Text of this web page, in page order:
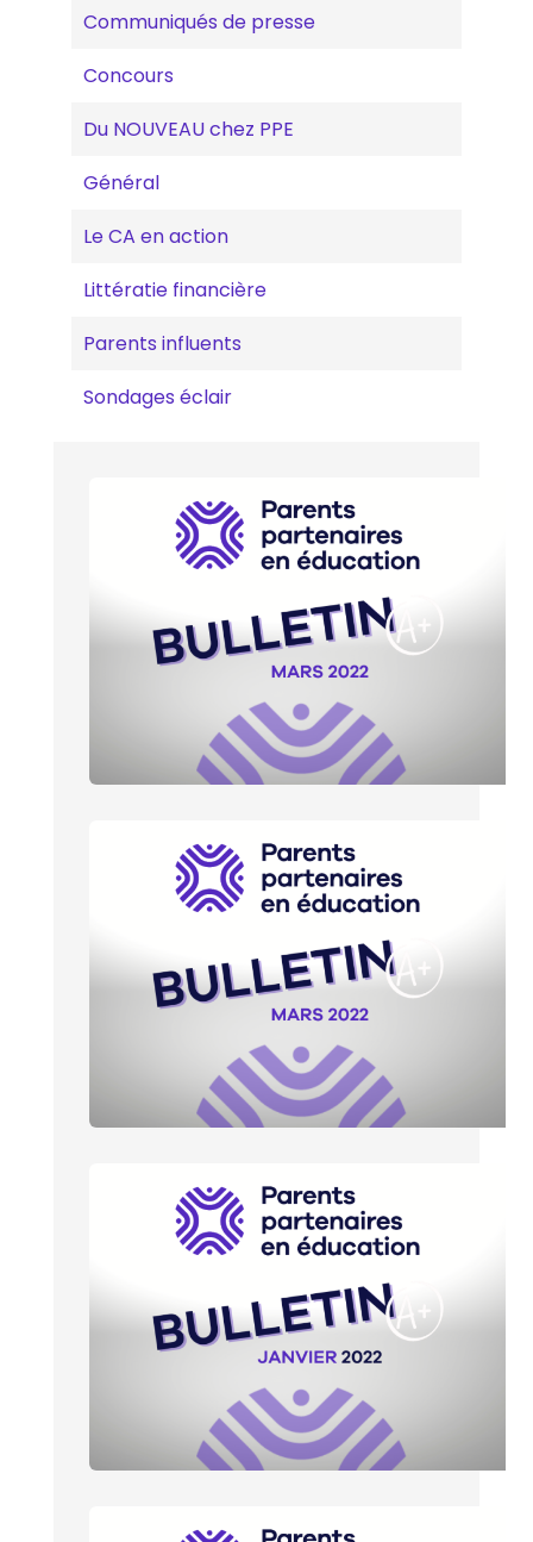
Communiqués de presse
Concours
Du NOUVEAU chez PPE
Général
Le CA en action
Littératie financière
Parents influents
Sondages éclair